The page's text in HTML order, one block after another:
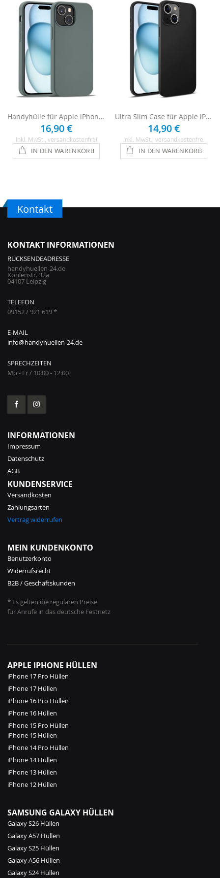
Handyhülle für Apple iPhone 15 Plus Case - Grün
16,90 €
Inkl. MwSt. , versandkostenfrei
IN DEN WARENKORB
Ultra Slim Case für Apple iPhone 15 Plus - Schwarz
14,90 €
Inkl. MwSt. , versandkostenfrei
IN DEN WARENKORB
Kontakt
KONTAKT INFORMATIONEN
RÜCKSENDEADRESSE
handyhuellen-24.de
Kohlenstr. 32a
04107 Leipzig
TELEFON
09152 / 921 619 *
E-MAIL
info@handyhuellen-24.de
SPRECHZEITEN
Mo - Fr / 10:00 - 12:00
INFORMATIONEN
Impressum
Datenschutz
AGB
KUNDENSERVICE
Versandkosten
Zahlungsarten
Vertrag widerrufen
MEIN KUNDENKONTO
Benutzerkonto
Widerrufsrecht
B2B / Geschäftskunden
* Es gelten die regulären Preise
für Anrufe in das deutsche Festnetz
APPLE IPHONE HÜLLEN
iPhone 17 Pro Hüllen
iPhone 17 Hüllen
iPhone 16 Pro Hüllen
iPhone 16 Hüllen
iPhone 15 Pro Hüllen
iPhone 15 Hüllen
iPhone 14 Pro Hüllen
iPhone 14 Hüllen
iPhone 13 Hüllen
iPhone 12 Hüllen
SAMSUNG GALAXY HÜLLEN
Galaxy S26 Hüllen
Galaxy A57 Hüllen
Galaxy S25 Hüllen
Galaxy A56 Hüllen
Galaxy S24 Hüllen